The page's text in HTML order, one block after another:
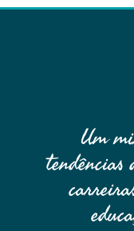
Um
tendências